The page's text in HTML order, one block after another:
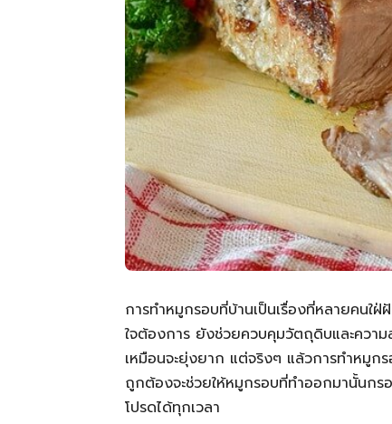
การทำหมูกรอบที่บ้านเป็นเรื่องที่หลายคนใ
ใจต้องการ ยังช่วยควบคุมวัตถุดิบและควา
เหมือนจะยุ่งยาก แต่จริงๆ แล้วการทำหมูก
ถูกต้องจะช่วยให้หมูกรอบที่ทำออกมานั้นก
โปรดได้ทุกเวลา